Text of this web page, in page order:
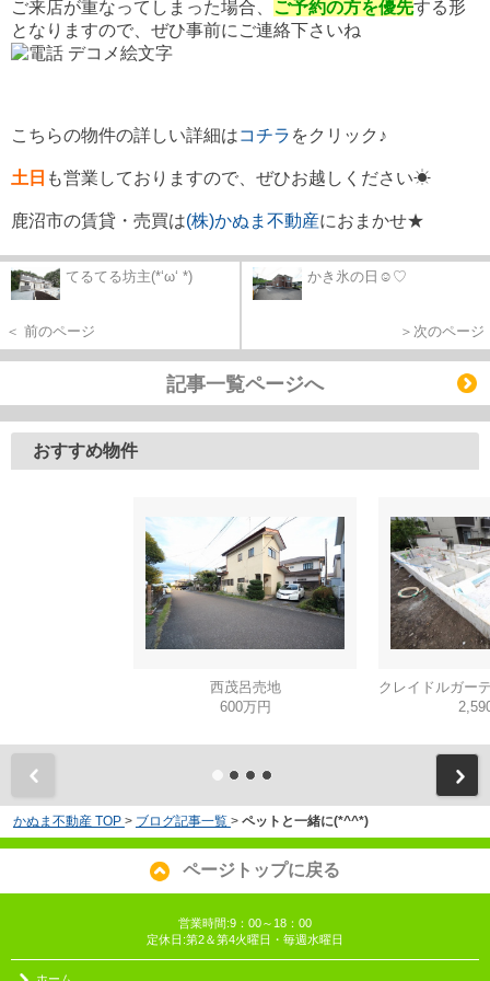
ご来店が重なってしまった場合、 ご予約の方を優先する形
となりますので、ぜひ事前にご連絡下さいね
こちらの物件の詳しい詳細はコチラ をクリック♪
土日 も営業 しておりますので、ぜひお越しください☀
鹿沼市の賃貸・売買は(株)かぬま不動産におまかせ★
てるてる坊主(*‘ω‘ *)
＜ 前のページ
かき氷の日☺♡
＞次のページ
記事一覧ページへ
おすすめ物件
西茂呂売地
600万円
かぬま不動産 TOP > ブログ記事一覧 > ペットと一緒に(*^^*)
ページトップに戻る
営業時間:9：00～18：00
定休日:第2＆第4火曜日・毎週水曜日